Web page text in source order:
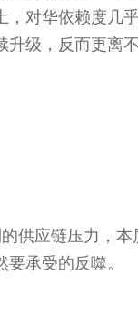
，对华依赖度几
升级，反而更离
供应链压力，
承受的反噬。